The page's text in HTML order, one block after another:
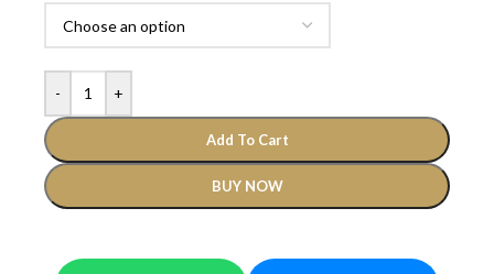
- +
Add To Cart
BUY NOW